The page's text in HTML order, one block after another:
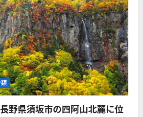
野県須坂市の四阿山北麓に位